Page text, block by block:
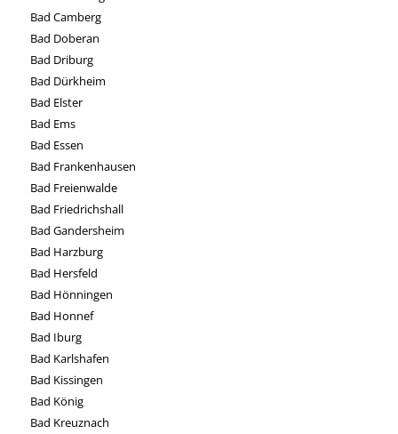
Bad Camberg
Bad Doberan
Bad Driburg
Bad Dürkheim
Bad Elster
Bad Ems
Bad Essen
Bad Frankenhausen
Bad Freienwalde
Bad Friedrichshall
Bad Gandersheim
Bad Harzburg
Bad Hersfeld
Bad Hönningen
Bad Honnef
Bad Iburg
Bad Karlshafen
Bad Kissingen
Bad König
Bad Kreuznach